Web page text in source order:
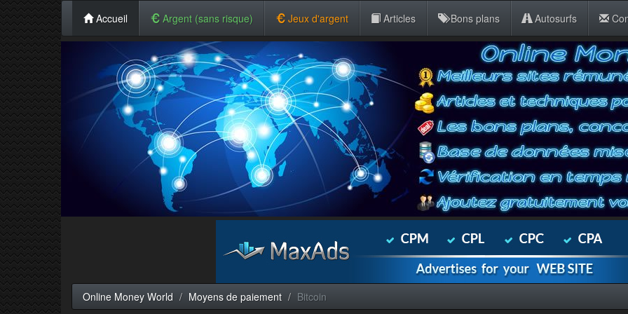
Accueil Argent (sans risque) Jeux d'argent Articles Bons plans Autosurfs
Online Money World Moyens de paiement Bitcoin